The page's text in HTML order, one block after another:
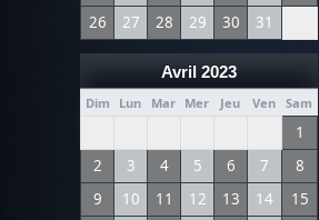
26
27 28 29 30 31
Avril 2023
Dim Lun Mar Mer Jeu Ven Sam
1
2
3 4 5 6 7
8
9
10 11 12 13 14
15